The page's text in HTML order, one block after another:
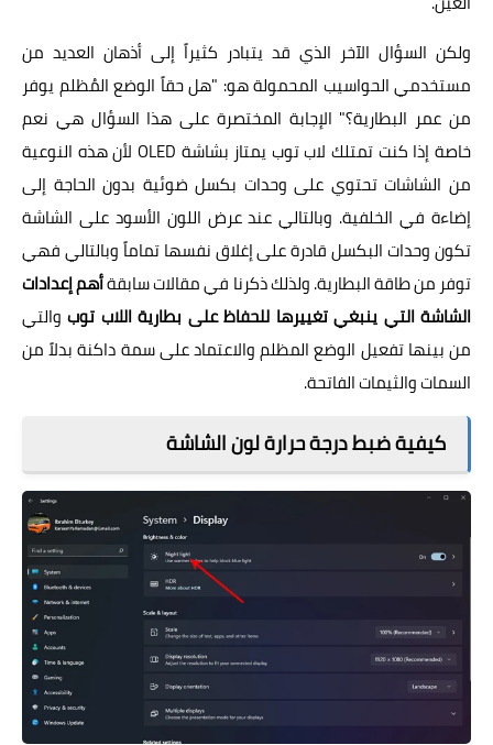
ولكن السؤال الآخر الذي قد يتبادر كثيراً إلى أذهان العديد من
مستخدمي الحواسيب المحمولة هو: "هل حقاً الوضع المُظلم يوفر
من عمر البطارية؟" الإجابة المختصرة على هذا السؤال هي نعم
خاصة إذا كنت تمتلك لاب توب يمتاز بشاشة OLED لأن هذه النوعية
من الشاشات تحتوي على وحدات بكسل ضوئية بدون الحاجة إلى
إضاءة في الخلفية. وبالتالي عند عرض اللون الأسود على الشاشة
تكون وحدات البكسل قادرة على إغلاق نفسها تماماً وبالتالي فهي
توفر من طاقة البطارية. ولذلك ذكرنا في مقالات سابقةأهم إعدادات
الشاشة التي ينبغي تغييرها للحفاظ على بطارية اللاب توبوالتي
من بينها تفعيل الوضع المظلم والاعتماد على سمة داكنة بدلاً من
السمات والثيمات الفاتحة.
كيفية ضبط درجة حرارة لون الشاشة